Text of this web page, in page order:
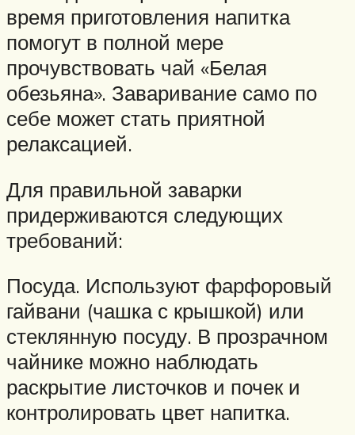
время приготовления напитка
помогут в полной мере
прочувствовать чай «Белая
обезьяна». Заваривание само по
себе может стать приятной
релаксацией.
Для правильной заварки
придерживаются следующих
требований:
Посуда. Используют фарфоровый
гайвани (чашка с крышкой) или
стеклянную посуду. В прозрачном
чайнике можно наблюдать
раскрытие листочков и почек и
контролировать цвет напитка.